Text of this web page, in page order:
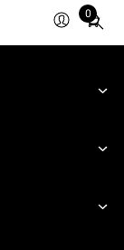
0
Total
items
cart: